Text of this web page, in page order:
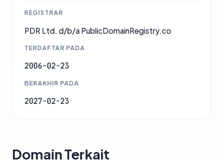
REGISTRAR
PDR Ltd. d/b/a PublicDomainRegistry.co
TERDAFTAR PADA
2006-02-23
BERAKHIR PADA
2027-02-23
Domain Terkait